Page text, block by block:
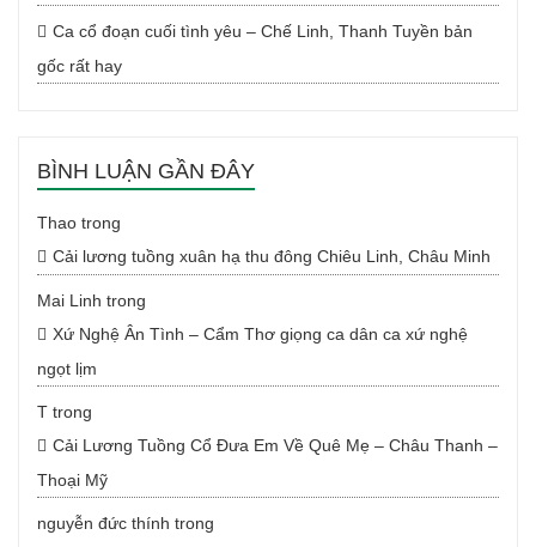
Ca cổ đoạn cuối tình yêu – Chế Linh, Thanh Tuyền bản
gốc rất hay
BÌNH LUẬN GẦN ĐÂY
Thao trong
Cải lương tuồng xuân hạ thu đông Chiêu Linh, Châu Minh
Mai Linh trong
Xứ Nghệ Ân Tình – Cẩm Thơ giọng ca dân ca xứ nghệ
ngọt lịm
T trong
Cải Lương Tuồng Cổ Đưa Em Về Quê Mẹ – Châu Thanh –
Thoại Mỹ
nguyễn đức thính trong